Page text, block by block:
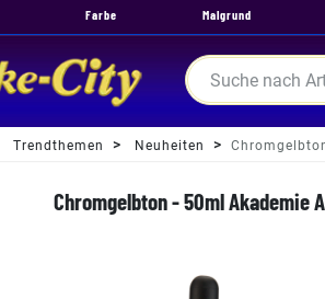
Farbe Malgrund
Trendthemen Neuheiten
Chromgelbton - 50ml Akademie